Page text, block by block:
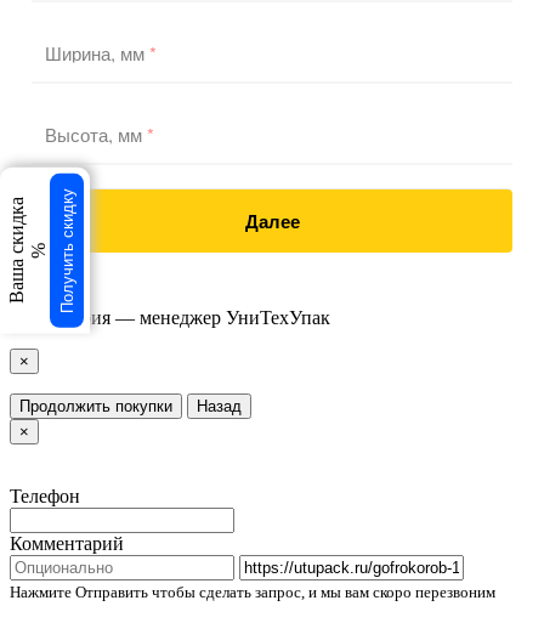
Ширина, мм*
Высота, мм*
Далее
×
Продолжить покупки
Назад
×
Телефон
Комментарий
Нажмите Отправить чтобы сделать запрос, и мы вам скоро перезвоним
Ваша скидка % Получить скидку